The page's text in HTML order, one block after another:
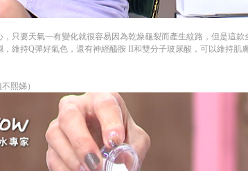
只要天氣一有變化就很容易因為乾燥龜裂而產生紋路，但是這
維持Q彈好氣色，還有神經醯胺 II和雙分子玻尿酸，可以維持肌
熙娣）